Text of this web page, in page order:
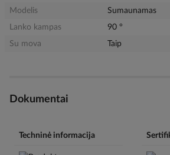
Modelis
Sumaunamas
Lanko kampas
90 °
Su mova
Taip
Dokumentai
Techninė informacija